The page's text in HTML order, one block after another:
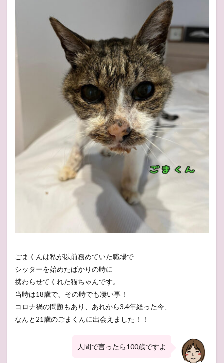
ごまくんは私が以前務めていた職場で
シッターを始めたばかりの時に
携わらせてくれた猫ちゃんです。
当時は18歳で、その時でも凄い事！
コロナ禍の問題もあり、あれから3.4年経った今、
なんと21歳のごまくんに出会えました！！
人間で言ったら100歳ですよ